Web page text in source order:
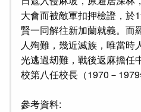
大會而被敵軍扣押檢證，於
賢一同解往新加蘭就義。而
人殉難，幾近滅族，唯當時
光逃過刼難，戰後返麻擔任
校第八任校長（1970－1979
參考資料: